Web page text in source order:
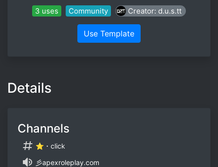
3 uses Community Creator: d.u.s.tt
Use Template
Details
Channels
⭐・click
⼺apexroleplay.com